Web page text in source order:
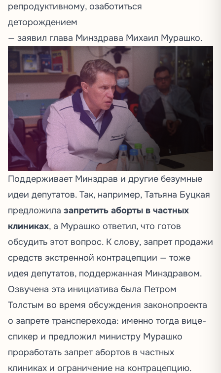
репродуктивному, озаботиться
деторождением
— заявил глава Минздрава Михаил Мурашко.
Поддерживает Минздрав и другие безумные
идеи депутатов. Так, например, Татьяна Буцкая
предложила запретить аборты в частных
клиниках, а Мурашко ответил, что готов
обсудить этот вопрос. К слову, запрет продажи
средств экстренной контрацепции — тоже
идея депутатов, поддержанная Минздравом.
Озвучена эта инициатива была Петром
Толстым во время обсуждения законопроекта
о запрете трансперехода: именно тогда вице-
спикер и предложил министру Мурашко
проработать запрет абортов в частных
клиниках и ограничение на контрацепцию.